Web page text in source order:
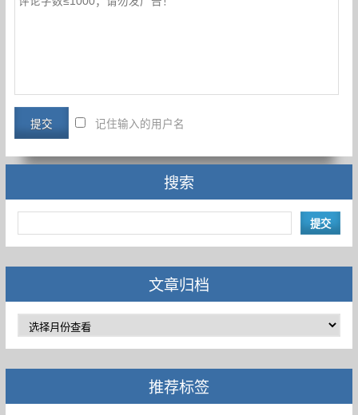
记住输入的用户名
搜索
文章归档
推荐标签